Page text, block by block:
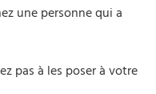
une personne qui a
pas à les poser à votre